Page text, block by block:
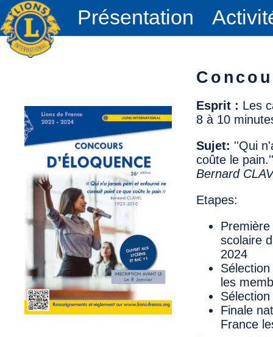
Présentation
Esprit : Les
8 à 10
Sujet: ''Qui
coûte le pain.''
Bernard
Etapes:
scolaire
2024
les
Finale
France